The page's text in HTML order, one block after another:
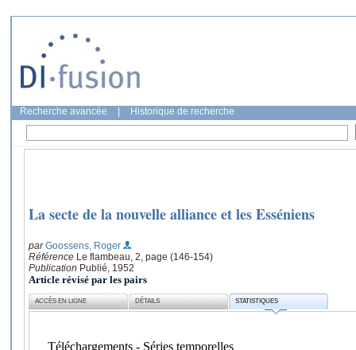
Recherche avancée Historique de recherche
La secte de la nouvelle alliance et les Esséniens
parGoossens, Roger
Référence Le flambeau, 2, page (146-154)
Publication Publié, 1952
Article révisé par les pairs
ACCÈS EN LIGNE DÉTAILS STATISTIQUES